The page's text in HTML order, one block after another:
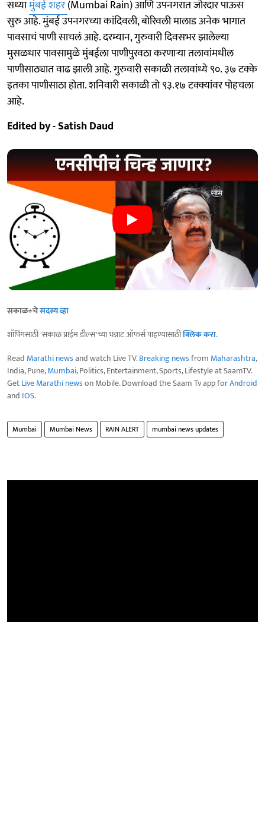
सध्यामुंबई शहर(Mumbai Rain) आणि उपनगरात जोरदार पाऊस
सुरु आहे. मुंबई उपनगरच्या कांदिवली, बोरिवली मालाड अनेक भागात
पावसाचं पाणी साचलं आहे. दरम्यान, गुरुवारी दिवसभर झालेल्या
मुसळधार पावसामुळे मुंबईला पाणीपुरवठा करणाऱ्या तलावांमधील
पाणीसाठ्यात वाढ झाली आहे. गुरुवारी सकाळी तलावांध्ये ९०. ३७ टक्के
इतका पाणीसाठा होता. शनिवारी सकाळी तो ९३.१७ टक्क्यांवर पोहचला
आहे.
Edited by - Satish Daud
सकाळ+चेसदस्य व्हा
शॉपिंगसाठी 'सकाळ प्राईम डील्स'च्या भन्नाट ऑफर्स पाहण्यासाठीक्लिक करा.
Read Marathi newsand watch Live TV.Breaking newsfrom Maharashtra,
India, Pune,Mumbai, Politics, Entertainment, Sports, Lifestyle at SaamTV.
GetLive Marathi newson Mobile. Download the Saam Tv app forAndroid
and IOS.
Mumbai Mumbai News RAIN ALERT mumbai news updates